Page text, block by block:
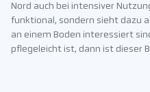
Nord auch bei intensiver
funktional, sondern sieht dazu
an einem Boden interessiert
pflegeleicht ist, dann ist dieser